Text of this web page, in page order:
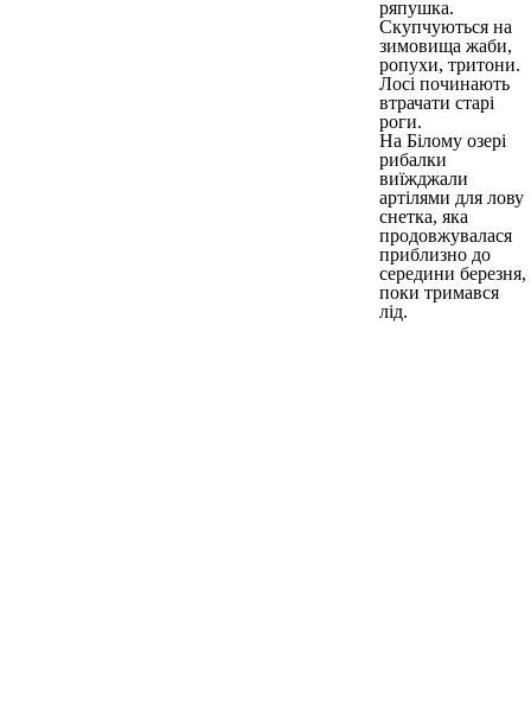
ряпушка.
Скупчуються на
зимовища жаби,
ропухи, тритони.
Лосі починають
втрачати старі
роги.
На Білому озері
рибалки
виїжджали
артілями для лову
снетка, яка
продовжувалася
приблизно до
середини березня,
поки тримався
лід.